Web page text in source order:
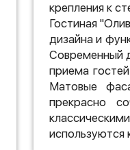
крепления к
Гостиная
дизайна и
Современный
приема
Матовые
прекрасно